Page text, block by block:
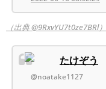
（出典 @9RxvYU7t0ze7BRl）
たけぞう
@noatake1127